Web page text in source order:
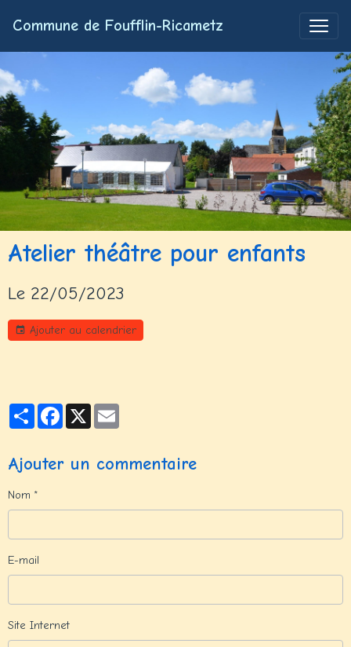
Commune de Foufflin-Ricametz
Atelier théâtre pour enfants
Le 22/05/2023
Ajouter au calendrier
PartagerFacebook
X
Ajouter un commentaire
Nom
E-mail
Site Internet